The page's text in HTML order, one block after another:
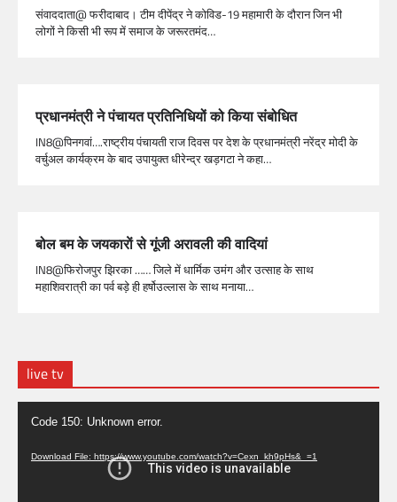
संवाददाता@ फरीदाबाद। टीम दीपेंद्र ने कोविड-19 महामारी के दौरान जिन भी
लोगों ने किसी भी रूप में समाज के जरूरतमंद…
प्रधानमंत्री ने पंचायत प्रतिनिधियों को किया संबोधित
IN8@पिनगवां….राष्ट्रीय पंचायती राज दिवस पर देश के प्रधानमंत्री नरेंद्र मोदी के
वर्चुअल कार्यक्रम के बाद उपायुक्त धीरेन्द्र खड़गटा ने कहा…
बोल बम के जयकाराें से गूंजी अरावली की वादियां
IN8@फिरोजपुर झिरका …… जिले में धार्मिक उमंग और उत्साह के साथ
महाशिवरात्री का पर्व बड़े ही हर्षोउल्लास के साथ मनाया…
live tv
Video
Player
Code 150: Unknown error.
Download File: https://www.youtube.com/watch?v=Cexn_kh9pHs&_=1